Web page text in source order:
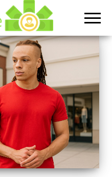
ekonomi